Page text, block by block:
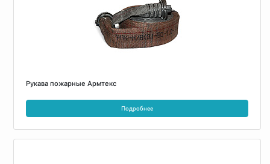
Рукава пожарные Армтекс
Подробнее